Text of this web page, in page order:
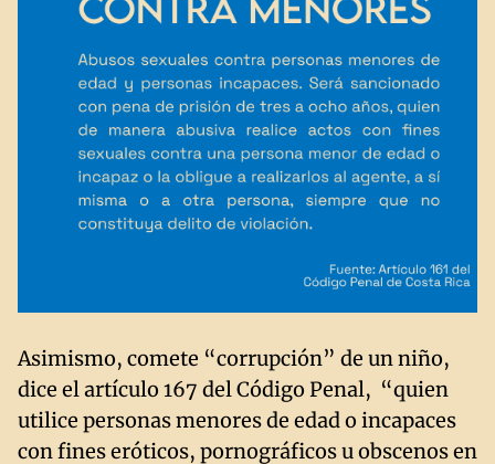
Asimismo, comete “corrupción” de un niño,
dice el artículo 167 del Código Penal, “quien
utilice personas menores de edad o incapaces
con fines eróticos, pornográficos u obscenos en